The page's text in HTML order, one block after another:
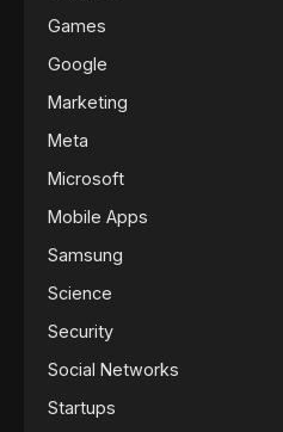
Games
Google
Marketing
Meta
Microsoft
Mobile Apps
Samsung
Science
Security
Social Networks
Startups